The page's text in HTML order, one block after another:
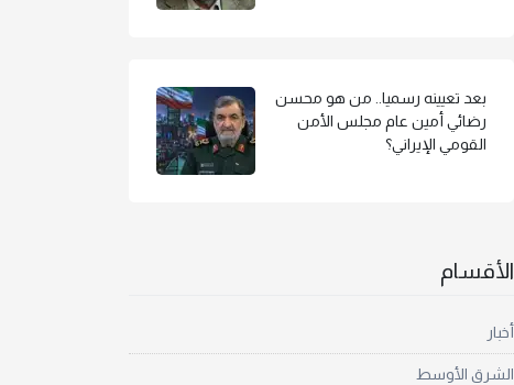
بعد تعيينه رسميا.. من هو محسن
رضائي أمين عام مجلس الأمن
القومي الإيراني؟
الأقسام
أخبار
الشرق الأوسط